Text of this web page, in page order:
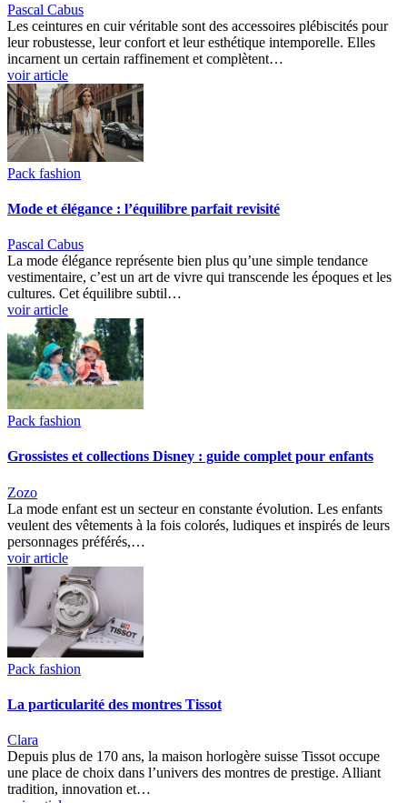
Pascal Cabus
Les ceintures en cuir véritable sont des accessoires plébiscités pour
leur robustesse, leur confort et leur esthétique intemporelle. Elles
incarnent un certain raffinement et complètent…
voir article
Pack fashion
Mode et élégance : l’équilibre parfait revisité
Pascal Cabus
La mode élégance représente bien plus qu’une simple tendance
vestimentaire, c’est un art de vivre qui transcende les époques et les
cultures. Cet équilibre subtil…
voir article
Pack fashion
Grossistes et collections Disney : guide complet pour enfants
Zozo
La mode enfant est un secteur en constante évolution. Les enfants
veulent des vêtements à la fois colorés, ludiques et inspirés de leurs
personnages préférés,…
voir article
Pack fashion
La particularité des montres Tissot
Clara
Depuis plus de 170 ans, la maison horlogère suisse Tissot occupe
une place de choix dans l’univers des montres de prestige. Alliant
tradition, innovation et…